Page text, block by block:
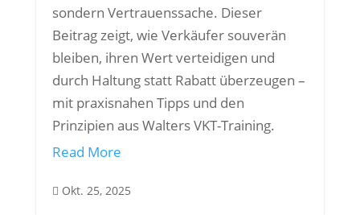
sondern Vertrauenssache. Dieser
Beitrag zeigt, wie Verkäufer souverän
bleiben, ihren Wert verteidigen und
durch Haltung statt Rabatt überzeugen –
mit praxisnahen Tipps und den
Prinzipien aus Walters VKT-Training.
Read More
 Okt. 25, 2025